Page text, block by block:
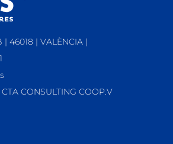
| 46018 | VALÈNCIA |
CONSULTING COOP.V